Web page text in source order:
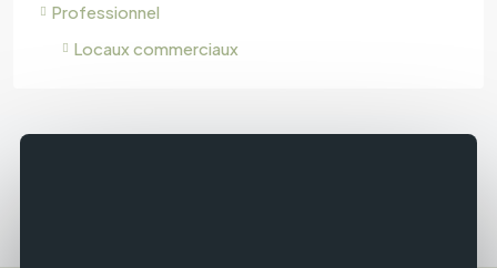
Professionnel
Locaux commerciaux